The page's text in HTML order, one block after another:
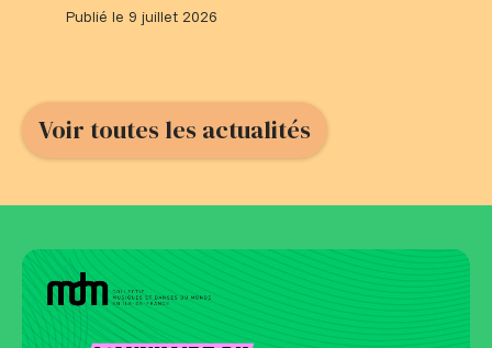
Publié le 9 juillet 2026
Voir toutes les actualités